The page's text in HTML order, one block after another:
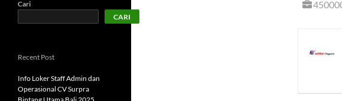
Cari
CARI
Recent Post
Info Loker Staff Admin dan
Operasional CV Surpra